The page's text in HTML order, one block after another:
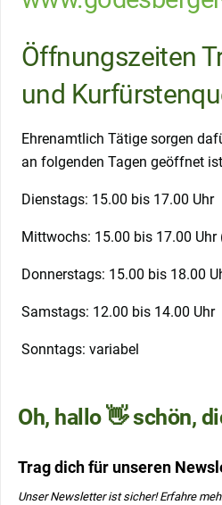
Öffnungszeiten
und
Ehrenamtlich Tätige sorgen
an folgenden Tagen geöffnet
Dienstags: 15.00 bis 17.00 Uhr
Mittwochs: 15.00 bis 17.00 Uhr
Donnerstags: 15.00 bis 18.00
Samstags: 12.00 bis 14.00 Uhr
Sonntags: variabel
Oh, hallo 👋 schön,
Trag dich für unseren
Unser Newsletter ist sicher! Erfahre